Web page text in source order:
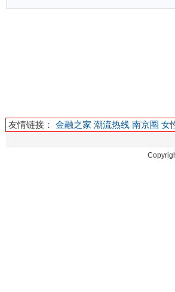
友情链接： 金融之家 潮流热线 南京圈 女